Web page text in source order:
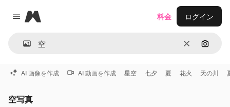
Close menu
Magnific
消去 画像で
料金 ログイン
AI 画像を作成 AI 動画を作成 星空 七夕 夏 花火 天の川
空写真